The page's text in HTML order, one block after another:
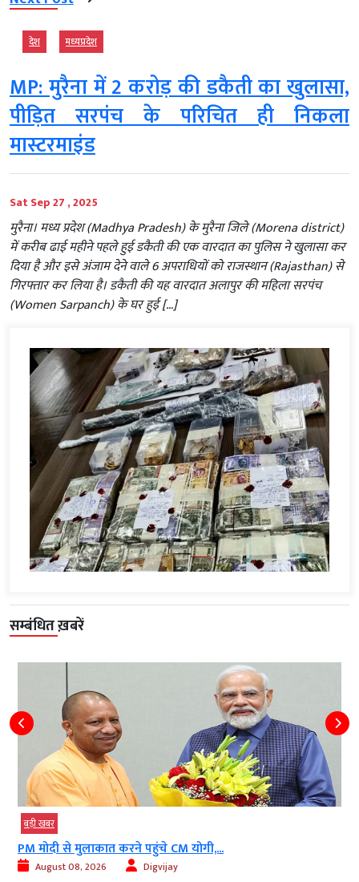
देश मध्‍यप्रदेश
MP: मुरैना में 2 करोड़ की डकैती का खुलासा,
पीड़ित सरपंच के परिचित ही निकला
मास्टरमाइंड
Sat Sep 27 , 2025
मुरैना। मध्य प्रदेश (Madhya Pradesh) के मुरैना जिले (Morena district)
में करीब ढाई महीने पहले हुई डकैती की एक वारदात का पुलिस ने खुलासा कर
दिया है और इसे अंजाम देने वाले 6 अपराधियों को राजस्थान (Rajasthan) से
गिरफ्तार कर लिया है। डकैती की यह वारदात अलापुर की महिला सरपंच
(Women Sarpanch) के घर हुई […]
सम्बंधित ख़बरें
बड़ी खबर
PM मोदी से मुलाकात करने पहुंचे CM योगी,...
August 08, 2026 Digvijay